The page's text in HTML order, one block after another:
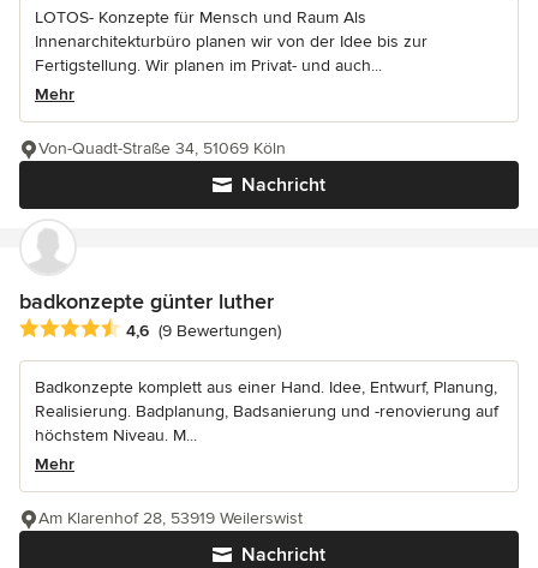
LOTOS- Konzepte für Mensch und Raum Als
Innenarchitekturbüro planen wir von der Idee bis zur
Fertigstellung. Wir planen im Privat- und auch...
Mehr
Nachricht
Von-Quadt-Straße 34, 51069 Köln
badkonzepte günter luther
Durchschnittliche Bewertung: 4.6 von 5 Sternen
4,6 (9 Bewertungen)
Badkonzepte komplett aus einer Hand. Idee, Entwurf, Planung,
Realisierung. Badplanung, Badsanierung und -renovierung auf
höchstem Niveau. M...
Mehr
Nachricht
Am Klarenhof 28, 53919 Weilerswist